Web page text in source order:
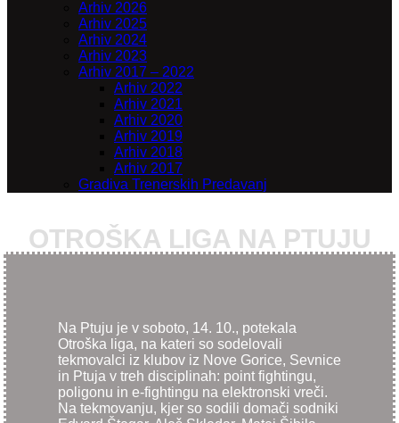
Arhiv 2026
Arhiv 2025
Arhiv 2024
Arhiv 2023
Arhiv 2017 – 2022
Arhiv 2022
Arhiv 2021
Arhiv 2020
Arhiv 2019
Arhiv 2018
Arhiv 2017
Gradiva Trenerskih Predavanj
OTROŠKA LIGA NA PTUJU
Na Ptuju je v soboto, 14. 10., potekala
Otroška liga, na kateri so sodelovali
tekmovalci iz klubov iz Nove Gorice, Sevnice
in Ptuja v treh disciplinah: point fightingu,
poligonu in e-fightingu na elektronski vreči.
Na tekmovanju, kjer so sodili domači sodniki